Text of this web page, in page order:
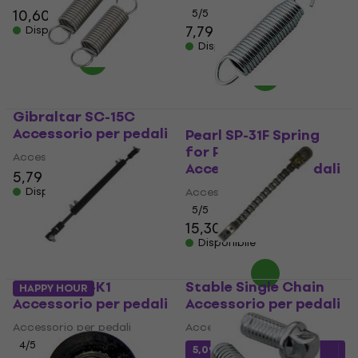
10,60 €
Disponibile
5/5
7,79 €
Disponibile
Gibraltar SC-15C
Accessorio per pedali
Accessorio per pedali
5,79 € 6,09 €
Disponibile
Pearl SP-31F Spring
for P-900 Pedal
Accessorio per pedali
Accessorio per pedali
5/5
15,30 €
Disponibile
Dixon PPSJ-K1
Accessorio per pedali
Accessorio per pedali
4/5
Stable Single Chain
Accessorio per pedali
Accessorio per pedali
5,09 €con codice
HAPPY HOUR